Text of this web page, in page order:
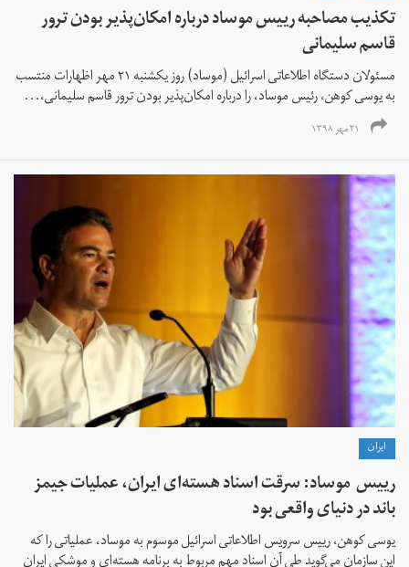
تکذیب مصاحبه رییس موساد درباره امکان‌پذیر بودن ترور
قاسم سلیمانی
مسئولان دستگاه اطلاعاتی اسرائیل (موساد) روز یکشنبه ۲۱ مهر اظهارات منتسب
به یوسی کوهن، رئیس موساد، را درباره امکان‌پذیر بودن ترور قاسم سلیمانی،...
۲۱ مهر ۱۳۹۸
ايران
رییس موساد: سرقت اسناد هسته‌ای ایران، عملیات جیمز
باند در دنیای واقعی بود
یوسی کوهن، رییس سرویس اطلاعاتی اسرائیل موسوم به موساد، عملیاتی را که